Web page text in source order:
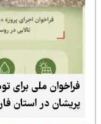
فراخوان ملی برای
پریشان در استان فارس